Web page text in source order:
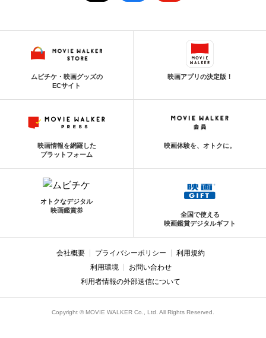
ムビチケ・映画グッズの
ECサイト
映画アプリの決定版！
映画情報を網羅した
プラットフォーム
映画体験を、オトクに。
オトクなデジタル
映画鑑賞券
全国で使える
映画鑑賞デジタルギフト
会社概要 プライバシーポリシー
利用規約
利用環境
お問い合わせ
利用者情報の外部送信について
Copyright © MOVIE WALKER Co., Ltd. All Rights Reserved.